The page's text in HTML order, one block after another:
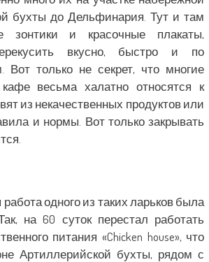
бухты до Дельфинария. Тут и там
зонтики и красочные плакаты,
вкусно, быстро и по
Вот только не секрет, что многие
весьма халатно относятся к
из некачественных продуктов или
и нормы. Вот только закрывать
одного из таких ларьков была
на 60 суток перестал работать
питания «Chicken house», что
Артиллерийской бухты, рядом с